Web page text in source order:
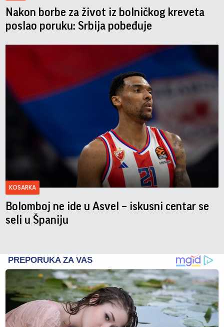
Nakon borbe za život iz bolničkog kreveta
poslao poruku: Srbija pobeđuje
KOSARKA
Bolomboj ne ide u Asvel – iskusni centar se
seli u Španiju